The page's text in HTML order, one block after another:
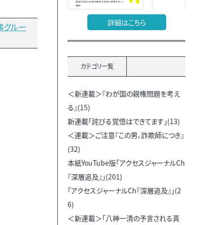
グルー 詳細はこちら
カテゴリ一覧
＜新連載＞『わが国の親権問題を考え
る』(15)
新連載「詫びる覚悟はできてます」(13)
＜連載＞ご注意『この男、詐欺師につき』
(32)
本紙YouTube版「アクセスジャーナルCh
『深層追及』」(201)
「アクセスジャーナルCh『深層追及』」(2
6)
＜新連載＞「八神一清の予言される真